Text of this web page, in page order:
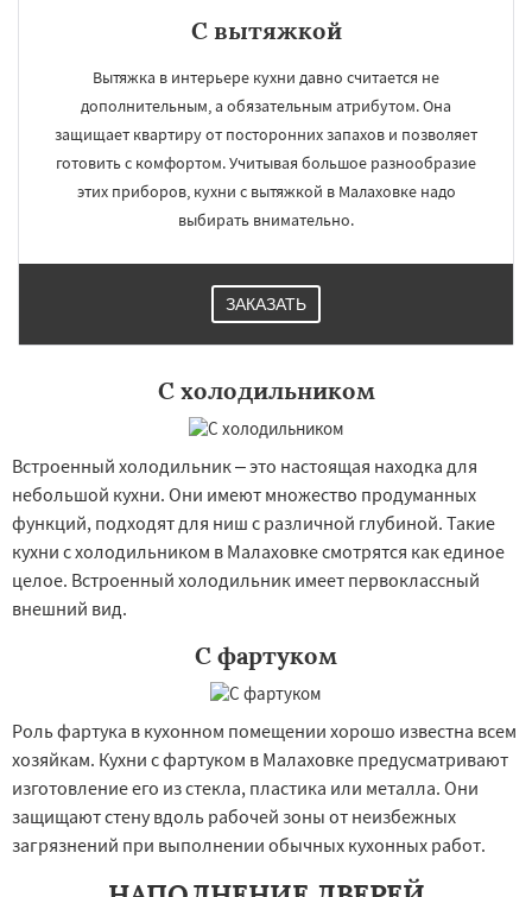
С вытяжкой
Вытяжка в интерьере кухни давно считается не
дополнительным, а обязательным атрибутом. Она
защищает квартиру от посторонних запахов и позволяет
готовить с комфортом. Учитывая большое разнообразие
этих приборов, кухни с вытяжкой в Малаховке надо
выбирать внимательно.
ЗАКАЗАТЬ
С холодильником
Встроенный холодильник – это настоящая находка для
небольшой кухни. Они имеют множество продуманных
функций, подходят для ниш с различной глубиной. Такие
кухни с холодильником в Малаховке смотрятся как единое
целое. Встроенный холодильник имеет первоклассный
внешний вид.
С фартуком
Роль фартука в кухонном помещении хорошо известна всем
хозяйкам. Кухни с фартуком в Малаховке предусматривают
изготовление его из стекла, пластика или металла. Они
защищают стену вдоль рабочей зоны от неизбежных
загрязнений при выполнении обычных кухонных работ.